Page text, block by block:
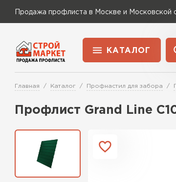
Продажа профлиста в Москве и Московской
КАТАЛОГ
Применение
Для забора
Главная Каталог Профнастил для забора
Профлист Grand Line